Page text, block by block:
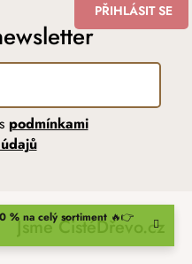
% na celý sortiment 🔥👉
podmínkami
PŘIHLÁSIT SE
Jsme ČistéDřevo.cz